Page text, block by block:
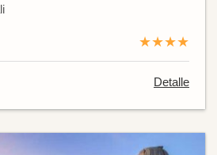
★★★★
Detalle